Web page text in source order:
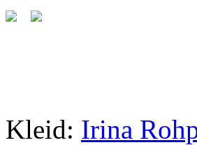
Kleid: Irina